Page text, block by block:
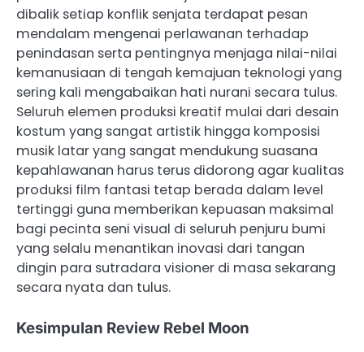
dibalik setiap konflik senjata terdapat pesan
mendalam mengenai perlawanan terhadap
penindasan serta pentingnya menjaga nilai-nilai
kemanusiaan di tengah kemajuan teknologi yang
sering kali mengabaikan hati nurani secara tulus.
Seluruh elemen produksi kreatif mulai dari desain
kostum yang sangat artistik hingga komposisi
musik latar yang sangat mendukung suasana
kepahlawanan harus terus didorong agar kualitas
produksi film fantasi tetap berada dalam level
tertinggi guna memberikan kepuasan maksimal
bagi pecinta seni visual di seluruh penjuru bumi
yang selalu menantikan inovasi dari tangan
dingin para sutradara visioner di masa sekarang
secara nyata dan tulus.
Kesimpulan Review Rebel Moon